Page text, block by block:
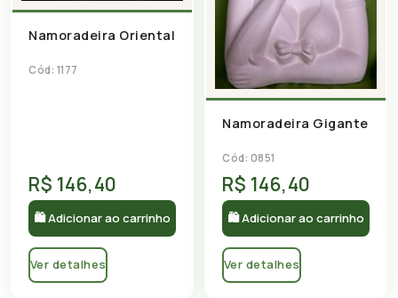
Namoradeira Oriental
Cód: 1177
R$ 146,40
🛍 Adicionar ao carrinho
Ver detalhes
Namoradeira Gigante
Cód: 0851
R$ 146,40
🛍 Adicionar ao carrinho
Ver detalhes